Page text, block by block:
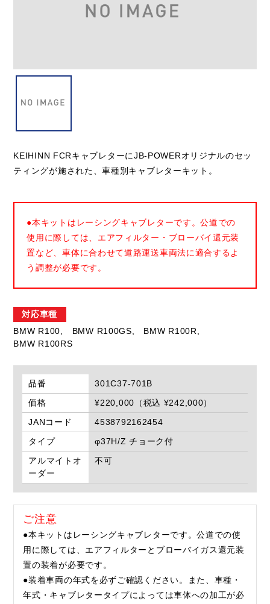
KEIHINN FCRキャブレターにJB-POWERオリジナルのセッ
ティングが施された、車種別キャブレターキット。
●本キットはレーシングキャブレターです。公道での
使用に際しては、エアフィルター・ブローバイ還元装
置など、車体に合わせて道路運送車両法に適合するよ
う調整が必要です。
対応車種
BMW R100,
BMW R100GS,
BMW R100R,
BMW R100RS
品番
301C37-701B
価格
¥220,000（税込 ¥242,000）
JANコード
4538792162454
タイプ
φ37H/Z チョーク付
アルマイトオ
ーダー
不可
ご注意
●本キットはレーシングキャブレターです。公道での使
用に際しては、エアフィルターとブローバイガス還元装
置の装着が必要です。
●装着車両の年式を必ずご確認ください。また、車種・
年式・キャブレタータイプによっては車体への加工が必